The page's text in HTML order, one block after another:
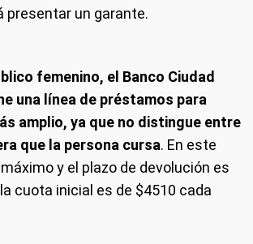
presentar un garante.
femenino, el Banco Ciudad
una línea de préstamos para
amplio, ya que no distingue entre
que la persona cursa. En este
y el plazo de devolución es
cuota inicial es de $4510 cada